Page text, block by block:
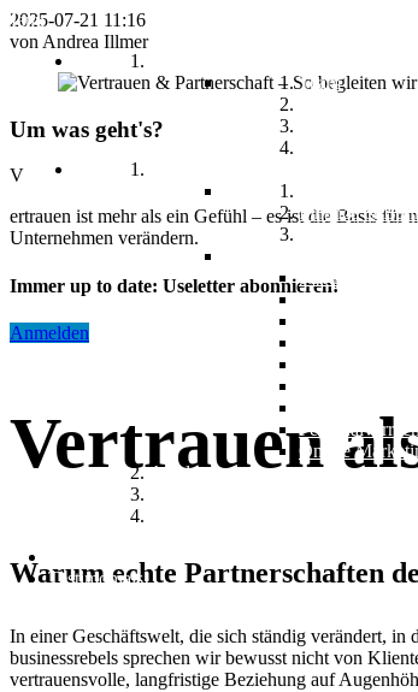
Menu
Team
Finance &
Startklar
Bankfähig
Online
Academy
Testimonials
2025-07-21 11:16
von Andrea Illmer
Um was geht's?
V
ertrauen ist mehr als ein Gefühl – es ist die Basis für
Unternehmen verändern.
Immer up to date: Useletter abonnieren!
Anmelden
Vertrauen
Warum echte Partnerschaften
In einer Geschäftswelt, die sich ständig verändert,
businessrebels sprechen wir bewusst nicht von
vertrauensvolle, langfristige Beziehung auf